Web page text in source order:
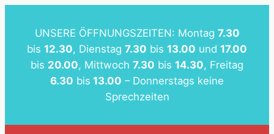
springen
UNSERE ÖFFNUNGSZEITEN: Montag 7.30
bis 12.30, Dienstag 7.30 bis 13.00 und 17.00
bis 20.00, Mittwoch 7.30 bis 14.30, Freitag
6.30 bis 13.00 – Donnerstags keine
Sprechzeiten